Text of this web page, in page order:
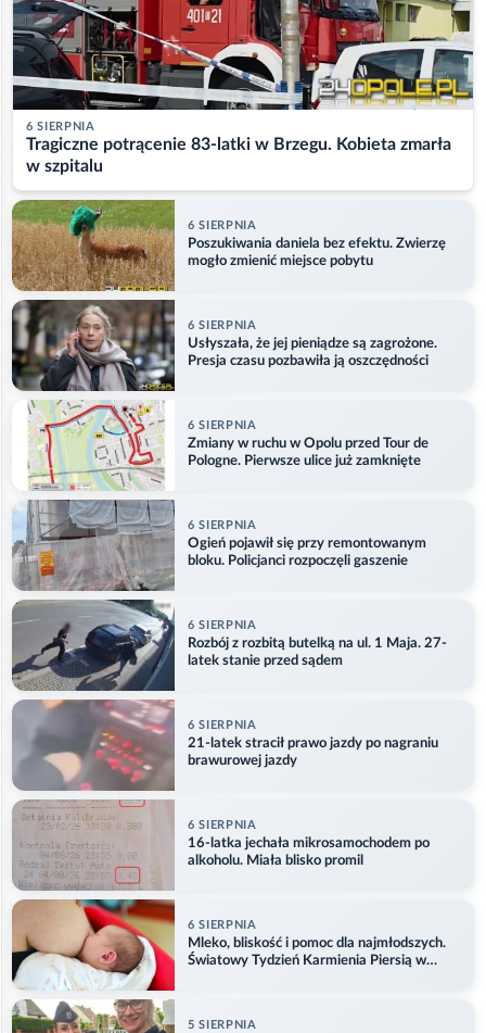
6 SIERPNIA
Tragiczne potrącenie 83-latki w Brzegu. Kobieta zmarła
w szpitalu
6 SIERPNIA
Poszukiwania daniela bez efektu. Zwierzę
mogło zmienić miejsce pobytu
6 SIERPNIA
Usłyszała, że jej pieniądze są zagrożone.
Presja czasu pozbawiła ją oszczędności
6 SIERPNIA
Zmiany w ruchu w Opolu przed Tour de
Pologne. Pierwsze ulice już zamknięte
6 SIERPNIA
Ogień pojawił się przy remontowanym
bloku. Policjanci rozpoczęli gaszenie
6 SIERPNIA
Rozbój z rozbitą butelką na ul. 1 Maja. 27-
latek stanie przed sądem
6 SIERPNIA
21-latek stracił prawo jazdy po nagraniu
brawurowej jazdy
6 SIERPNIA
16-latka jechała mikrosamochodem po
alkoholu. Miała blisko promil
6 SIERPNIA
Mleko, bliskość i pomoc dla najmłodszych.
Światowy Tydzień Karmienia Piersią w
5 SIERPNIA